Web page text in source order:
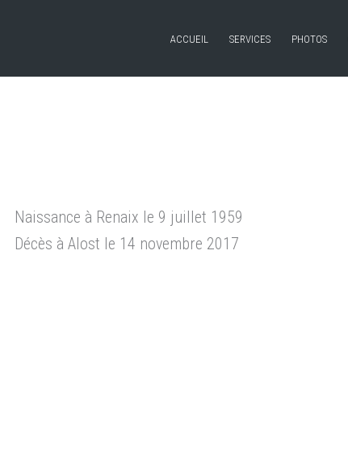
ACCUEIL SERVICES PHOTOS
Naissance à Renaix le 9 juillet 1959
Décès à Alost le 14 novembre 2017